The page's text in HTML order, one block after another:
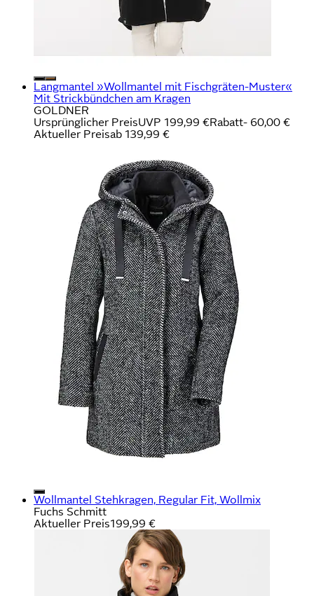
Langmantel »Wollmantel mit Fischgräten-Muster«
Mit Strickbündchen am Kragen
GOLDNER
Ursprünglicher PreisUVP 199,99 €Rabatt- 60,00 €
Aktueller Preisab 139,99 €
Wollmantel Stehkragen, Regular Fit, Wollmix
Fuchs Schmitt
Aktueller Preis199,99 €